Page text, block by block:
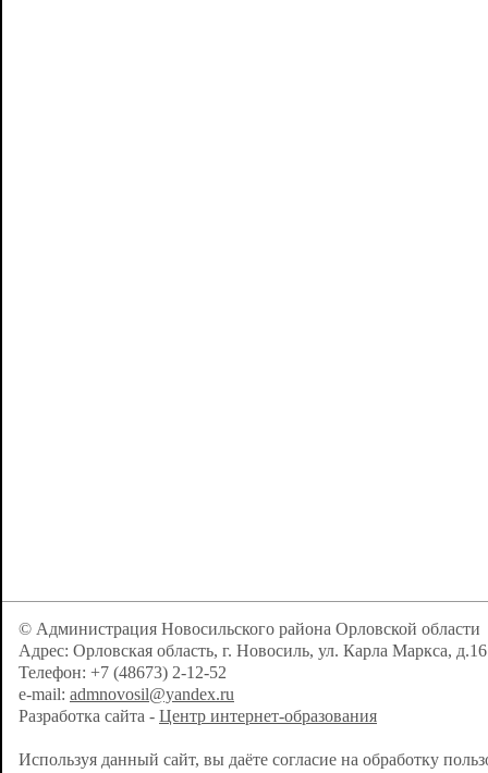
© Администрация Новосильского района Орловской области
Адрес: Орловская область, г. Новосиль, ул. Карла Маркса, д.16
Телефон: +7 (48673) 2-12-52
e-mail: admnovosil@yandex.ru
Разработка сайта - Центр интернет-образования
Используя данный сайт, вы даёте согласие на обработку